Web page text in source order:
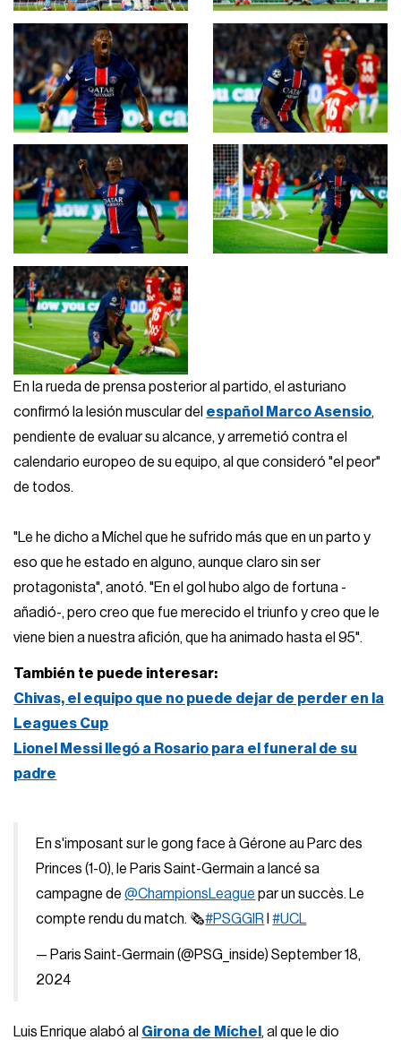
En la rueda de prensa posterior al partido, el asturiano
confirmó la lesión muscular del español Marco Asensio,
pendiente de evaluar su alcance, y arremetió contra el
calendario europeo de su equipo, al que consideró "el peor"
de todos.
"Le he dicho a Míchel que he sufrido más que en un parto y
eso que he estado en alguno, aunque claro sin ser
protagonista", anotó. "En el gol hubo algo de fortuna -
añadió-, pero creo que fue merecido el triunfo y creo que le
viene bien a nuestra afición, que ha animado hasta el 95".
También te puede interesar:
Chivas, el equipo que no puede dejar de perder en la
Leagues Cup
Lionel Messi llegó a Rosario para el funeral de su
padre
En s'imposant sur le gong face à Gérone au Parc des
Princes (1-0), le Paris Saint-Germain a lancé sa
campagne de@ChampionsLeague par un succès. Le
compte rendu du match. 🗞️#PSGGIR I#UCL
— Paris Saint-Germain (@PSG_inside)September 18,
2024
Luis Enrique alabó al Girona de Míchel , al que le dio